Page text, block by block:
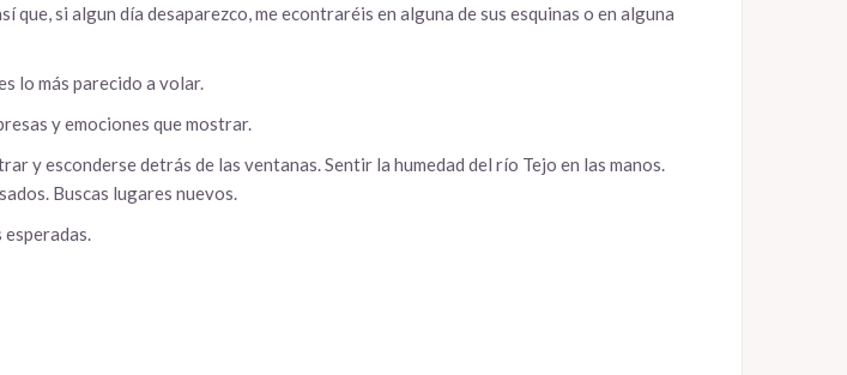
que, si algun día desaparezco, me econtraréis en alguna de sus esquinas o en alguna
lo más parecido a volar.
y emociones que mostrar.
y esconderse detrás de las ventanas. Sentir la humedad del río Tejo en las manos.
Buscas lugares nuevos.